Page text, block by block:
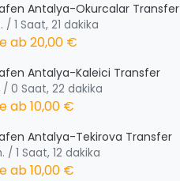
Antalya-Okurcalar Transfer
/ 1 Saat, 21 dakika
ab20,00 €
Antalya-Kaleici Transfer
/ 0 Saat, 22 dakika
ab10,00 €
Antalya-Tekirova Transfer
/ 1 Saat, 12 dakika
ab10,00 €